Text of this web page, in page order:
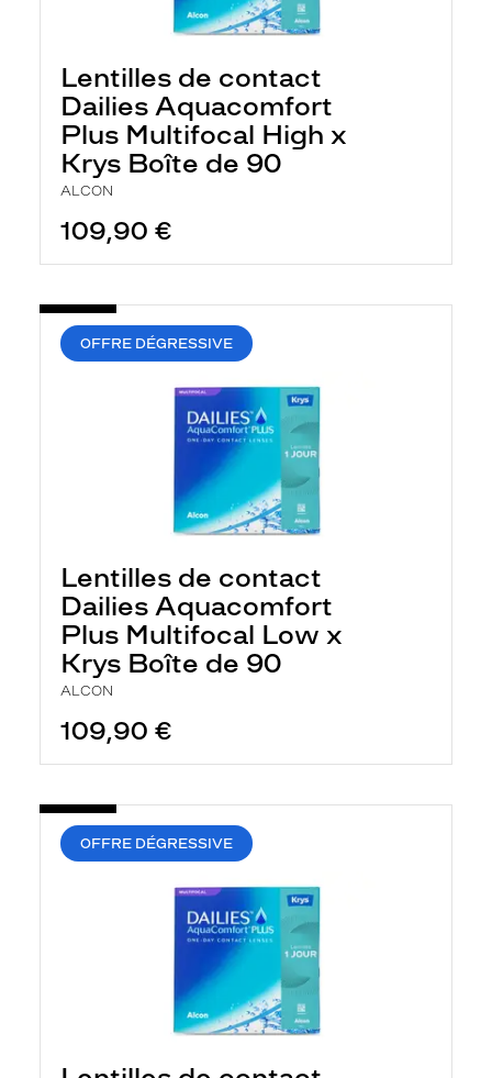
Lentilles de contact
Dailies Aquacomfort
Plus Multifocal High x
Krys Boîte de 90
ALCON
109,90 €
OFFRE DÉGRESSIVE
Lentilles de contact
Dailies Aquacomfort
Plus Multifocal Low x
Krys Boîte de 90
ALCON
109,90 €
OFFRE DÉGRESSIVE